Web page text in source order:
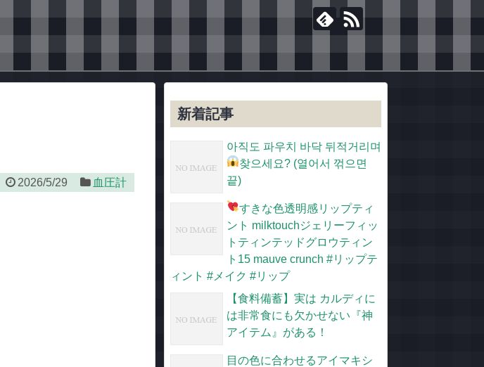
2026/5/29 血圧計
新着記事
아직도 파우치 바닥 뒤적거리며
찾으세요? (열어서 꺾으면
끝)
すきな色透明感リップティ
ント milktouchジェリーフィッ
トティンテッドグロウティン
ト15 mauve crunch #リップテ
ィント #メイク #リップ
【食料備蓄】実は カルディに
は非常食にも欠かせない『神
アイテム』がある！
目の色に合わせるアイマキシ